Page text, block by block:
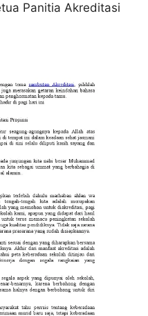
Panitia Akreditasi